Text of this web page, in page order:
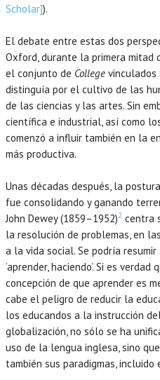
Scholar]).
El debate entre estas dos
Oxford, durante la primera mitad
el conjunto de College vinculados
distinguía por el cultivo de las
de las ciencias y las artes. Sin
científica e industrial, así como
comenzó a influir también en la
más productiva.
Unas décadas después, la
fue consolidando y ganando
John Dewey (1859–1952)2 centra
la resolución de problemas, en
a la vida social. Se podría
‘aprender, haciendo’. Si es
concepción de que aprender es
cabe el peligro de reducir la
los educandos a la instrucción
globalización, no sólo se ha
uso de la lengua inglesa, sino
también sus paradigmas,